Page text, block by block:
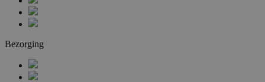
Bezorging